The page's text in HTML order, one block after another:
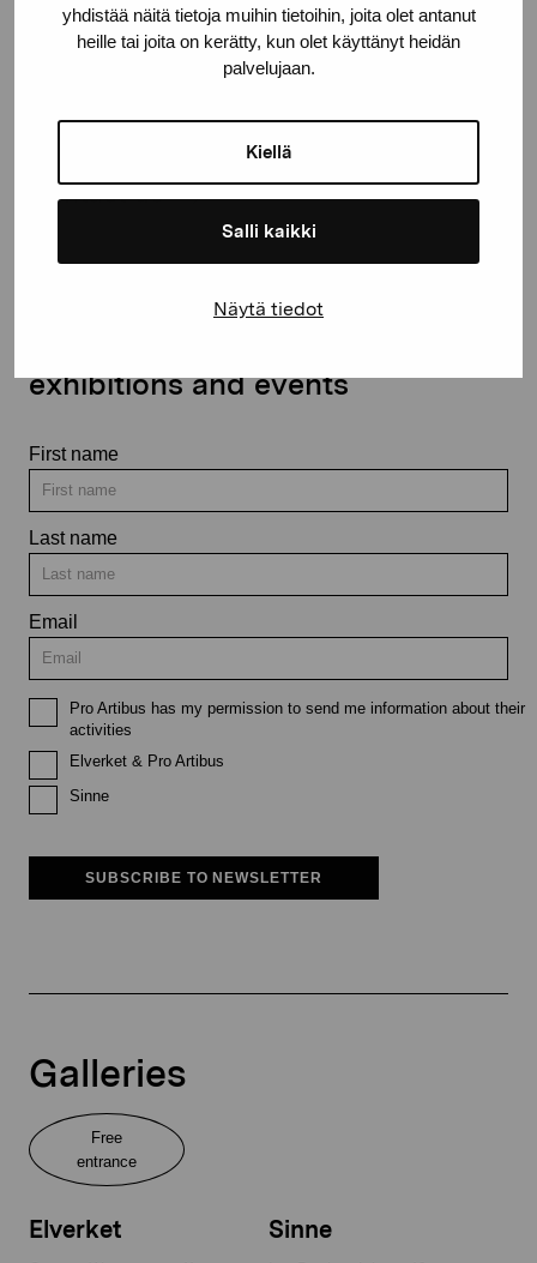
yhdistää näitä tietoja muihin tietoihin, joita olet antanut
heille tai joita on kerätty, kun olet käyttänyt heidän
palvelujaan.
Kiellä
Salli kaikki
Näytä tiedot
proartibus@proartibus.fi
+358 (0)50 371 6339
Contact us
exhibitions and events
First name
Last name
Email
Pro Artibus has my permission to send me information about their
activities
Elverket & Pro Artibus
Sinne
SUBSCRIBE TO NEWSLETTER
Galleries
Free
entrance
Elverket Sinne